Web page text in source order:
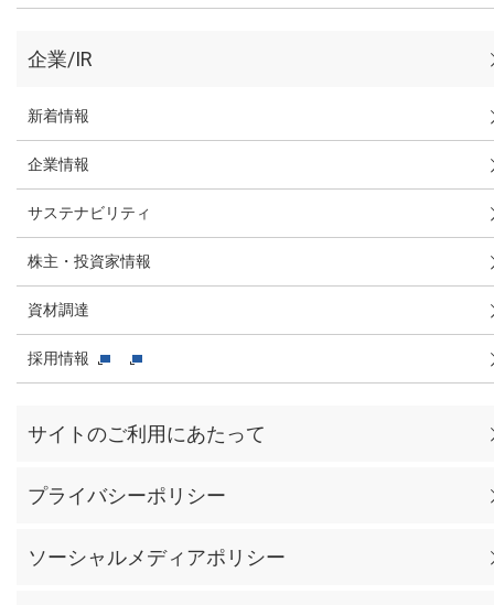
企業/IR
新着情報
企業情報
サステナビリティ
株主・投資家情報
資材調達
採用情報
サイトのご利用にあたって
プライバシーポリシー
ソーシャルメディアポリシー